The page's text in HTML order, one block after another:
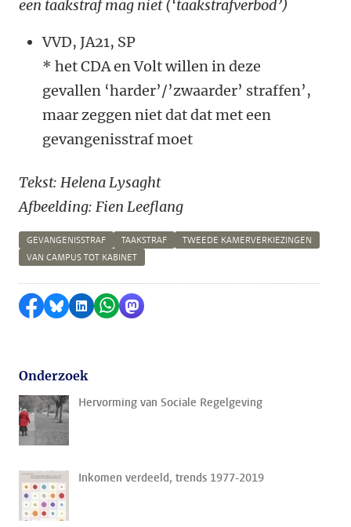
een taakstraf mag niet (‘taakstrafverbod’)
VVD, JA21, SP
* het CDA en Volt willen in deze
gevallen ‘harder’/’zwaarder’ straffen’,
maar zeggen niet dat dat met een
gevangenisstraf moet
Tekst: Helena Lysaght
Afbeelding: Fien Leeflang
GEVANGENISSTRAF TAAKSTRAF
TWEEDE KAMERVERKIEZINGEN
VAN CAMPUS TOT KABINET
Delen op Facebook
Delen via Bluesky
Delen op LinkedIn
Delen via WhatsApp
Delen via Mastodon
Onderzoek
Hervorming van Sociale Regelgeving
Inkomen verdeeld, trends 1977-2019